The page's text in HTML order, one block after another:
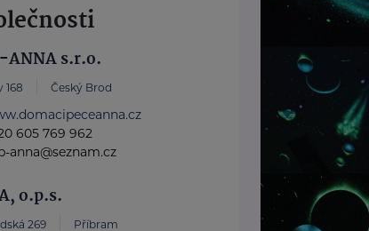
ANNA s.r.o.
168 Český Brod
605 769 962
anna@seznam.cz
o.p.s.
269 Příbram